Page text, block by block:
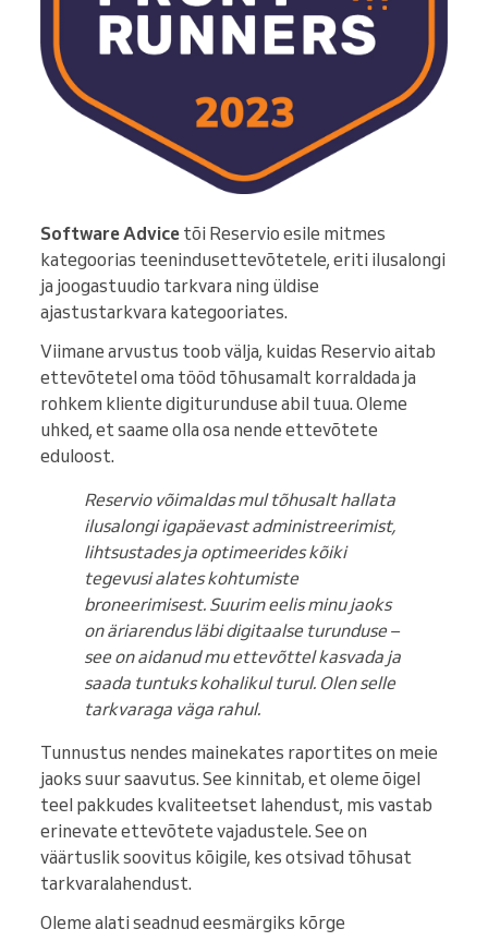
Software Advice tõi Reservio esile mitmes
kategoorias teenindusettevõtetele, eriti ilusalongi
ja joogastuudio tarkvara ning üldise
ajastustarkvara kategooriates.
Viimane arvustus toob välja, kuidas Reservio aitab
ettevõtetel oma tööd tõhusamalt korraldada ja
rohkem kliente digiturunduse abil tuua. Oleme
uhked, et saame olla osa nende ettevõtete
eduloost.
Reservio võimaldas mul tõhusalt hallata
ilusalongi igapäevast administreerimist,
lihtsustades ja optimeerides kõiki
tegevusi alates kohtumiste
broneerimisest. Suurim eelis minu jaoks
on äriarendus läbi digitaalse turunduse –
see on aidanud mu ettevõttel kasvada ja
saada tuntuks kohalikul turul. Olen selle
tarkvaraga väga rahul.
Tunnustus nendes mainekates raportites on meie
jaoks suur saavutus. See kinnitab, et oleme õigel
teel pakkudes kvaliteetset lahendust, mis vastab
erinevate ettevõtete vajadustele. See on
väärtuslik soovitus kõigile, kes otsivad tõhusat
tarkvaralahendust.
Oleme alati seadnud eesmärgiks kõrge